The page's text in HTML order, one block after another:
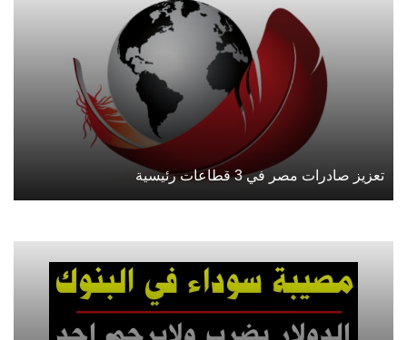
تعزيز صادرات مصر في 3 قطاعات رئيسية